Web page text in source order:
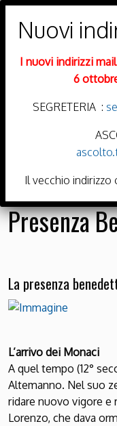
Trento
DIOCESI DI TRENTO
Presenza
La presenza
L’arrivo dei Monaci
A quel tempo (12°
Altemanno. Nel suo
ridare nuovo vigore e
Lorenzo, che dava
I nuovi indirizzi
6
SEGRETERIA :
Il vecchio indirizzo